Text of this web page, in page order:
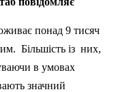
понад 9 тисяч
Більшість із них,
в умовах
значний